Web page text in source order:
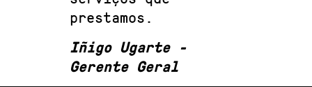
prestamos.
Iñigo Ugarte -
Gerente Geral